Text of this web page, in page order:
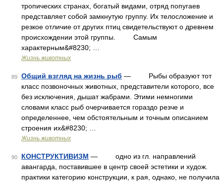
тропических странах, богатый видами, отряд попугаев
представляет собой замкнутую группу. Их телосложение и
резкое отличие от других птиц свидетельствуют о древнем
происхождении этой группы. Самым
характерным&#8230; …
Жизнь животных
89 Общий взгляд на жизнь рыб — Рыбы образуют тот
класс позвоночных животных, представители которого, все
без исключения, дышат жабрами. Этими немногими
словами класс рыб очерчивается гораздо резче и
определеннее, чем обстоятельным и точным описанием
строения их&#8230; …
Жизнь животных
90 КОНСТРУКТИВИЗМ — одно из гл. направлений
авангарда, поставившее в центр своей эстетики и худож.
практики категорию конструкции, к рая, однако, не получила